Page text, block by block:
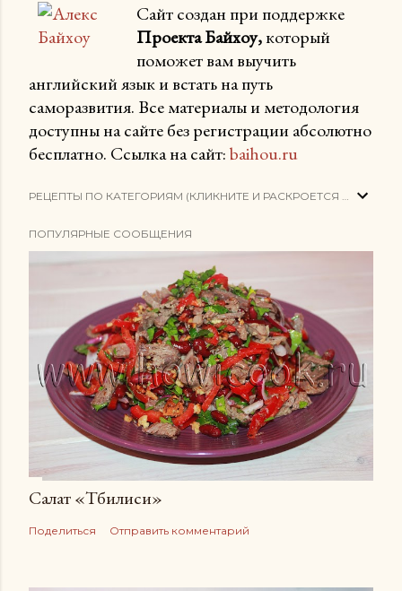
Сайт создан при поддержке
Проекта Байхоу,который
поможет вам выучить
английский язык и встать на путь
саморазвития. Все материалы и методология
доступны на сайте без регистрации абсолютно
бесплатно. Ссылка на сайт:baihou.ru
ПОПУЛЯРНЫЕ СООБЩЕНИЯ
Салат «Тбилиси»
Поделиться Отправить комментарий